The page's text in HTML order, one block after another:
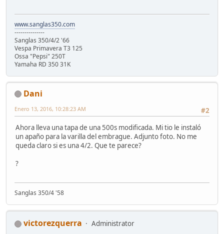
www.sanglas350.com
---------------
Sanglas 350/4/2 '66
Vespa Primavera T3 125
Ossa "Pepsi" 250T
Yamaha RD 350 31K
Dani
#2
Enero 13, 2016, 10:28:23 AM
Ahora lleva una tapa de una 500s modificada. Mi tio le instaló
un apaño para la varilla del embrague. Adjunto foto. No me
queda claro si es una 4/2. Que te parece?
?
Sanglas 350/4 '58
victorezquerra
Administrator